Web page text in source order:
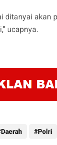
ditanyai akan
ucapnya.
Daerah Polri